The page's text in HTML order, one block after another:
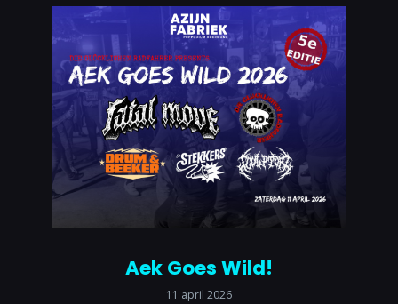
Aek Goes Wild!
11 april 2026